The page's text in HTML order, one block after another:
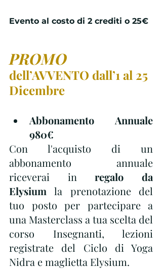
Evento al costo di 2 crediti o 25€
PROMO
dell’AVVENTO dall’1 al 25
Dicembre
Abbonamento Annuale
980€
Con l'acquisto di un
abbonamento annuale
riceverai in regalo da
Elysium la prenotazione del
tuo posto per partecipare a
una Masterclass a tua scelta del
corso Insegnanti, lezioni
registrate del Ciclo di Yoga
Nidra e maglietta Elysium.